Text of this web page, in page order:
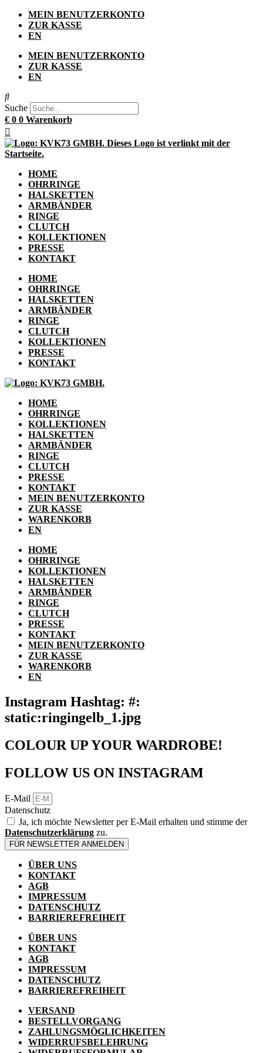
Zum
Inhalt
springen
MEIN BENUTZERKONTO
ZUR KASSE
EN
MEIN BENUTZERKONTO
ZUR KASSE
EN
Suche
€ 0 0 Warenkorb
HOME
OHRRINGE
HALSKETTEN
ARMBÄNDER
RINGE
CLUTCH
KOLLEKTIONEN
PRESSE
KONTAKT
HOME
OHRRINGE
HALSKETTEN
ARMBÄNDER
RINGE
CLUTCH
KOLLEKTIONEN
PRESSE
KONTAKT
HOME
OHRRINGE
KOLLEKTIONEN
HALSKETTEN
ARMBÄNDER
RINGE
CLUTCH
PRESSE
KONTAKT
MEIN BENUTZERKONTO
ZUR KASSE
WARENKORB
EN
HOME
OHRRINGE
KOLLEKTIONEN
HALSKETTEN
ARMBÄNDER
RINGE
CLUTCH
PRESSE
KONTAKT
MEIN BENUTZERKONTO
ZUR KASSE
WARENKORB
EN
Instagram Hashtag: #:
static:ringingelb_1.jpg
COLOUR UP YOUR WARDROBE!
FOLLOW US ON INSTAGRAM
E-Mail
Datenschutz
Ja, ich möchte Newsletter per E-Mail erhalten und stimme der
Datenschutzerklärung zu.
FÜR NEWSLETTER ANMELDEN
ÜBER UNS
KONTAKT
AGB
IMPRESSUM
DATENSCHUTZ
BARRIEREFREIHEIT
ÜBER UNS
KONTAKT
AGB
IMPRESSUM
DATENSCHUTZ
BARRIEREFREIHEIT
VERSAND
BESTELLVORGANG
ZAHLUNGSMÖGLICHKEITEN
WIDERRUFSBELEHRUNG